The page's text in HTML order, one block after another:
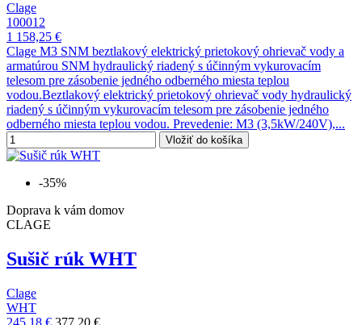
Clage
100012
1 158,25 €
Clage M3 SNM beztlakový elektrický prietokový ohrievač vody a
armatúrou SNM hydraulický riadený s účinným vykurovacím
telesom pre zásobenie jedného odberného miesta teplou
vodou.Beztlakový elektrický prietokový ohrievač vody hydraulický
riadený s účinným vykurovacím telesom pre zásobenie jedného
odberného miesta teplou vodou. Prevedenie: M3 (3,5kW/240V),...
Vložiť do košíka
-35%
Doprava k vám domov
CLAGE
Sušič rúk WHT
Clage
WHT
245,18 € 377,20 €